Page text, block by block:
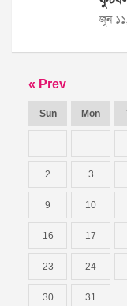
জুন
« Prev
Sun Mon
2 3
9 10
16 17
23 24
30 31